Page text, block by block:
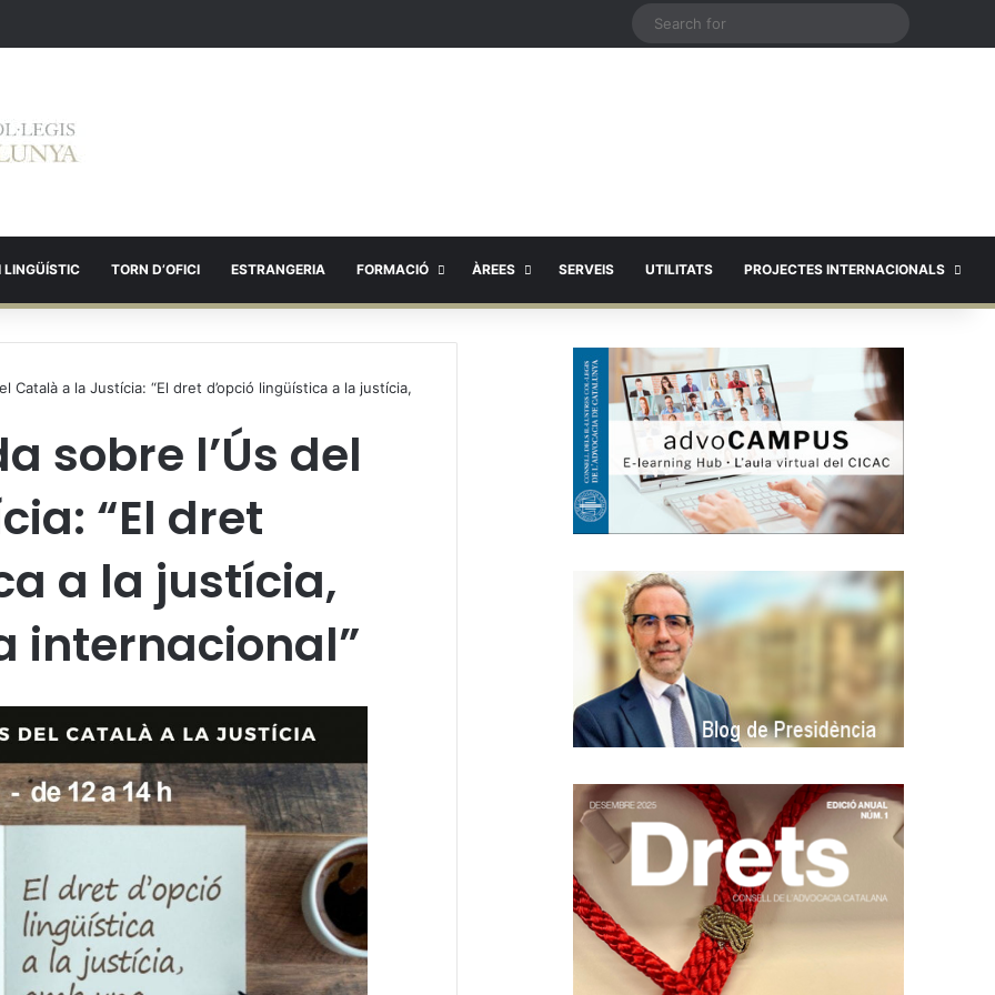
LINGÜÍSTIC TORN D’OFICI ESTRANGERIA FORMACIÓ ÀREES SERVEIS UTILITATS PROJECTES INTERNACIONALS
Català a la Justícia: “El dret d’opció lingüística a la justícia,
sobre l’Ús del
“El dret
a la justícia,
internacional”